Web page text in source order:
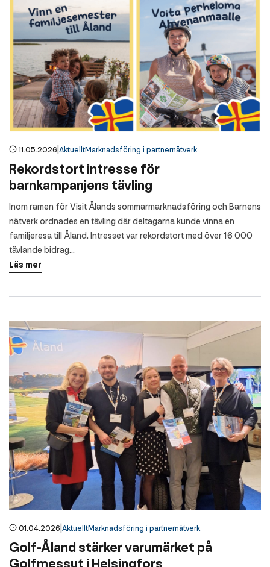
11.05.2026 AktuelltMarknadsföring i partnernätverk
Rekordstort intresse för
barnkampanjens tävling
Inom ramen för Visit Ålands sommarmarknadsföring och Barnens
nätverk ordnades en tävling där deltagarna kunde vinna en
familjeresa till Åland. Intresset var rekordstort med över 16 000
tävlande bidrag…
Läs mer
01.04.2026 AktuelltMarknadsföring i partnernätverk
Golf-Åland stärker varumärket på